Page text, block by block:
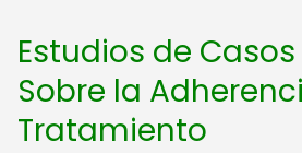
Estudios de Casos
Sobre la
Tratamiento